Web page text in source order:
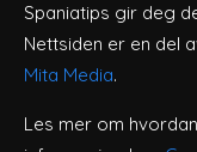
Spaniatips gir deg
Nettsiden er en del
Mita Media.
Les mer om